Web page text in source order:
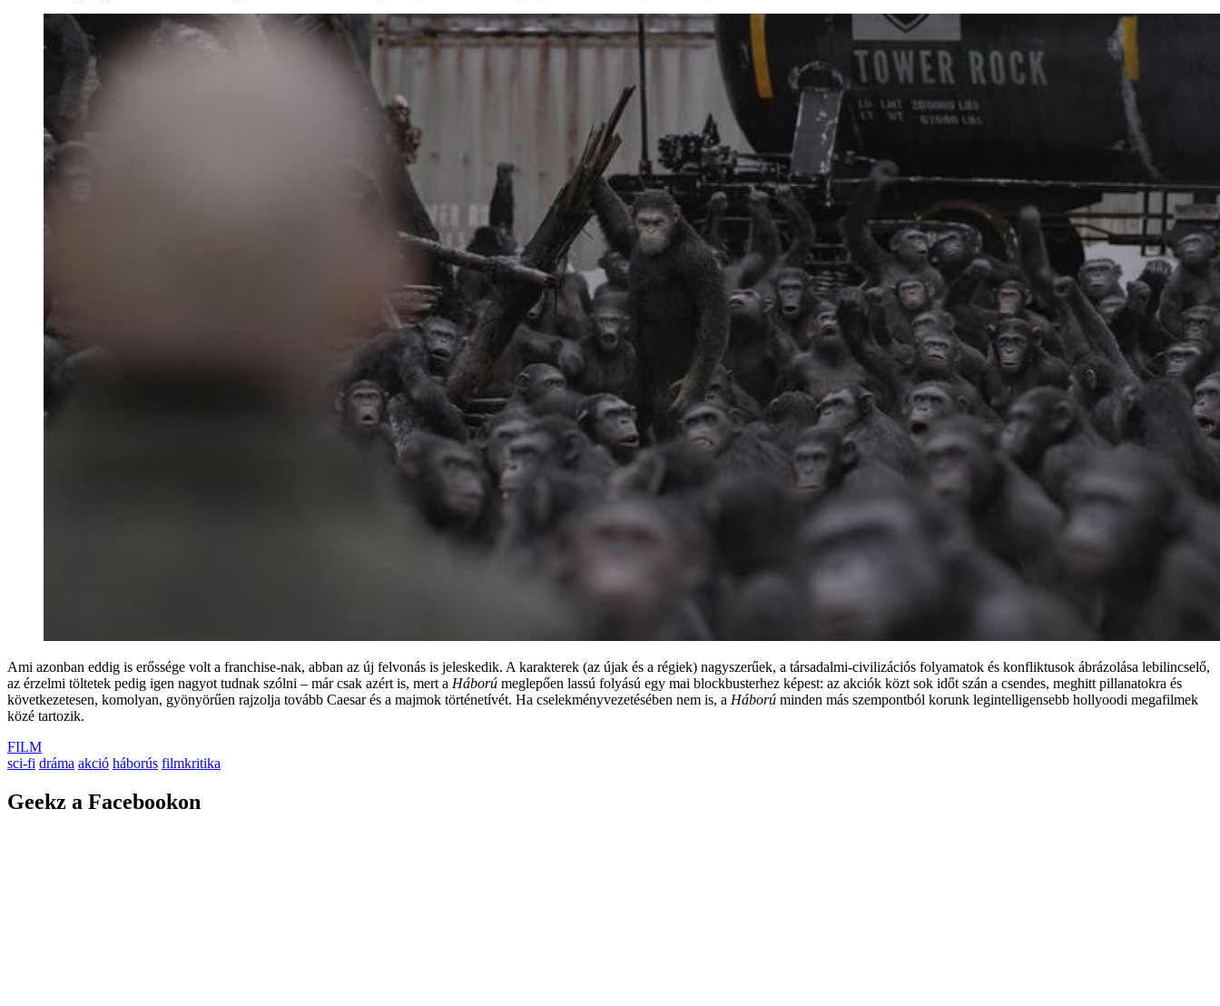
Ami azonban eddig is erőssége volt a franchise-nak, abban az új felvonás is jeleskedik. A karakterek (az újak és a régiek) nagyszerűek, a társadalmi-civilizációs folyamatok és konfliktusok ábrázolása lebilincselő,
az érzelmi töltetek pedig igen nagyot tudnak szólni – már csak azért is, mert a Háború meglepően lassú folyású egy mai blockbusterhez képest: az akciók közt sok időt szán a csendes, meghitt pillanatokra és
következetesen, komolyan, gyönyörűen rajzolja tovább Caesar és a majmok történetívét. Ha cselekményvezetésében nem is, a Háború minden más szempontból korunk legintelligensebb hollyoodi megafilmek
közé tartozik.
FILM
sci-fi dráma akció háborús filmkritika
Geekz a Facebookon